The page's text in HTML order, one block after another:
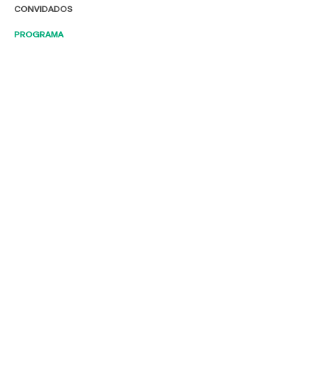
CONVIDADOS
PROGRAMA